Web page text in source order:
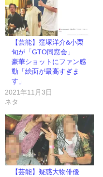
【芸能】窪塚洋介&小栗
旬が「GTO同窓会」
豪華ショットにファン感
動「絵面が最高すぎま
す」
2021年11月3日
ネタ
【芸能】疑惑大物俳優